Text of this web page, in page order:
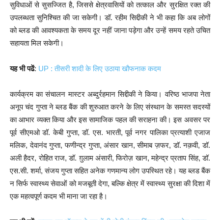
सुविधाओं से सुसज्जित है, जिससे क्षेत्रवासियों को तत्काल और सुरक्षित रक्त की
उपलब्धता सुनिश्चित की जा सकेगी। डॉ. रहीम सिद्दीकी ने भी कहा कि अब लोगों
को ब्लड की आवश्यकता के समय दूर नहीं जाना पड़ेगा और उन्हें समय रहते उचित
सहायता मिल सकेगी।
यह भी पढें: UP : तीसरी शादी के लिए उठाया खौफनाक कदम
कार्यक्रम का संचालन मास्टर अब्दुर्रहमान सिद्दीकी ने किया। वरिष्ठ भाजपा नेता
अनूप चंद गुप्ता ने ब्लड बैंक की शुरुआत करने के लिए संस्थान के समस्त सदस्यों
का आभार व्यक्त किया और इस सामाजिक पहल की सराहना की। इस अवसर पर
पूर्व सीएमओ डॉ. केबी गुप्ता, डॉ. एस. भारती, पूर्व नगर पालिका प्रत्याशी एजाज
मलिक, देवानंद गुप्ता, फणीन्द्र गुप्ता, अंसार खान, सीमाब ज़फर, डॉ. नक़वी, डॉ.
अली हैदर, रोहित राज, डॉ. ग़ुलाम अंसारी, फिरोज़ खान, महेन्द्र प्रताप सिंह, डॉ.
एस.सी. शर्मा, संजय गुप्ता सहित अनेक गणमान्य लोग उपस्थित रहे। यह ब्लड बैंक
न सिर्फ स्वास्थ्य सेवाओं को मजबूती देगा, बल्कि क्षेत्र में स्वास्थ्य सुरक्षा की दिशा में
एक महत्वपूर्ण कदम भी माना जा रहा है।